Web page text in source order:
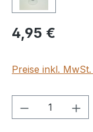
4,95 €
Preise inkl.
Produkt